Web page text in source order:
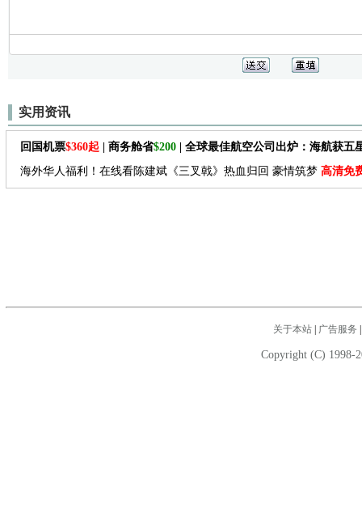
实用资讯
回国机票$360起 | 商务舱省$200 | 全球最佳航空公司出炉：海航获五
海外华人福利！在线看陈建斌《三叉戟》热血归回 豪情筑梦 高清免
关于本站| 广告服务
Copyright (C) 1998-